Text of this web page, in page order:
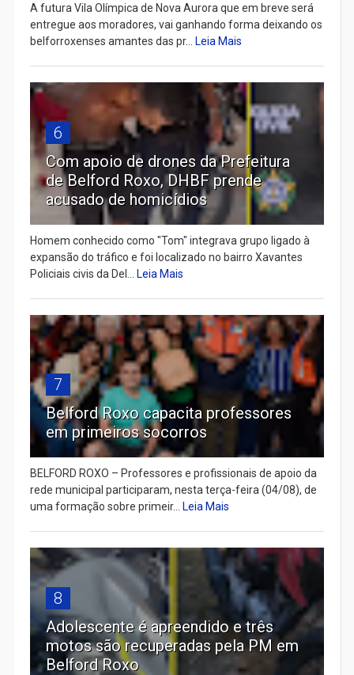
A futura Vila Olímpica de Nova Aurora que em breve será
entregue aos moradores, vai ganhando forma deixando os
belforroxenses amantes das pr...
Leia Mais
6
Com apoio de drones da Prefeitura
de Belford Roxo, DHBF prende
acusado de homicídios
Homem conhecido como "Tom" integrava grupo ligado à
expansão do tráfico e foi localizado no bairro Xavantes
Policiais civis da Del...
Leia Mais
7
Belford Roxo capacita professores
em primeiros socorros
BELFORD ROXO – Professores e profissionais de apoio da
rede municipal participaram, nesta terça-feira (04/08), de
uma formação sobre primeir...
Leia Mais
8
Adolescente é apreendido e três
motos são recuperadas pela PM em
Belford Roxo